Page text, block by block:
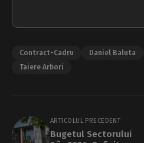
Contract-Cadru Daniel Baluta
Taiere Arbori
ARTICOLUL PRECEDENT
Bugetul Sectorului